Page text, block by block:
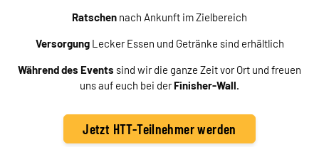
Ratschen nach Ankunft im Zielbereich
VersorgungLecker Essen und Getränke sind erhältlich
Während des Events sind wir die ganze Zeit vor Ort und freuen
uns auf euch bei derFinisher-Wall.
Jetzt HTT-Teilnehmer werden